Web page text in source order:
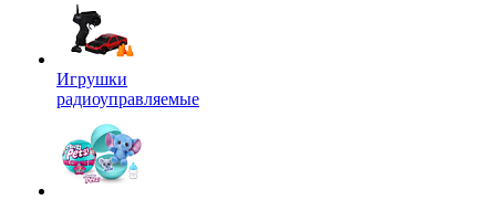
Игрушки
радиоуправляемые